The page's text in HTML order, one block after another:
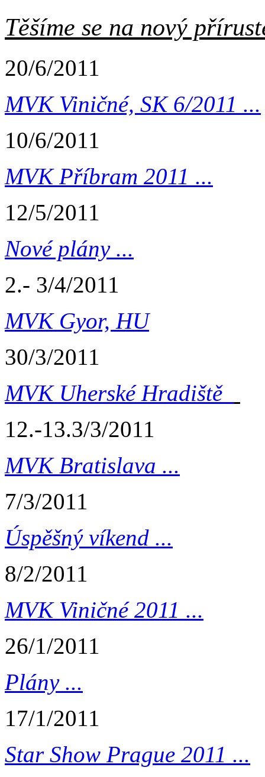
Těšíme se na nový
20/6/2011
MVK Viničné, SK 6/2011 ...
10/6/2011
MVK Příbram 2011 ...
12/5/2011
Nové plány ...
2.- 3/4/2011
MVK Gyor, HU
30/3/2011
MVK Uherské Hradiště
12.-13.3/3/2011
MVK Bratislava ...
7/3/2011
Úspěšný víkend ...
8/2/2011
MVK Viničné 2011 ...
26/1/2011
Plány ...
17/1/2011
Star Show Prague 2011 ...